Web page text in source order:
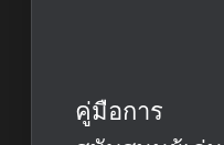
คู่มือการ